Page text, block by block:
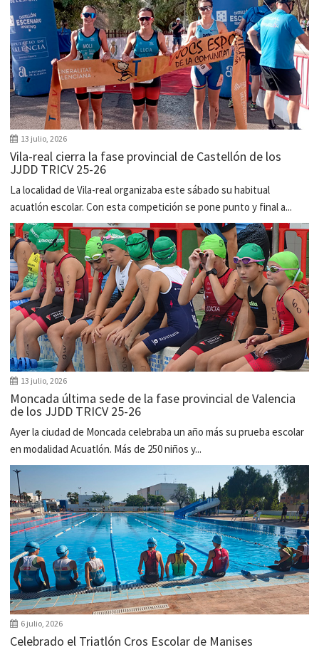
13 julio, 2026
Vila-real cierra la fase provincial de Castellón de los
JJDD TRICV 25-26
La localidad de Vila-real organizaba este sábado su habitual
acuatlón escolar. Con esta competición se pone punto y final a...
13 julio, 2026
Moncada última sede de la fase provincial de Valencia
de los JJDD TRICV 25-26
Ayer la ciudad de Moncada celebraba un año más su prueba escolar
en modalidad Acuatlón. Más de 250 niños y...
6 julio, 2026
Celebrado el Triatlón Cros Escolar de Manises